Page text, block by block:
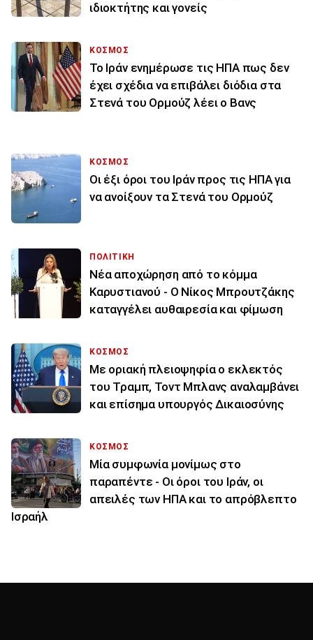
ιδιοκτήτης και γονείς
ΚΟΣΜΟΣ
To Ιράν ενημέρωσε τις ΗΠΑ πως δεν
έχει σχέδια να επιβάλει διόδια στα
Στενά του Ορμούζ λέει ο Βανς
ΚΟΣΜΟΣ
Οι έξι όροι του Ιράν προς τις ΗΠΑ για
να ανοίξουν τα Στενά του Ορμούζ
ΠΟΛΙΤΙΚΗ
Νέα αποχώρηση από το κόμμα
Καρυστιανού - Ο Νίκος Μπρουτζάκης
καταγγέλει αυθαιρεσία και φίμωση
ΚΟΣΜΟΣ
Με οριακή πλειοψηφία ο εκλεκτός
του Τραμπ, Τοντ Μπλανς αναλαμβάνει
και επίσημα υπουργός Δικαιοσύνης
ΚΟΣΜΟΣ
Μία συμφωνία μονίμως στο
παραπέντε - Οι όροι του Ιράν, οι
απειλές των ΗΠΑ και το απρόβλεπτο
Ισραήλ